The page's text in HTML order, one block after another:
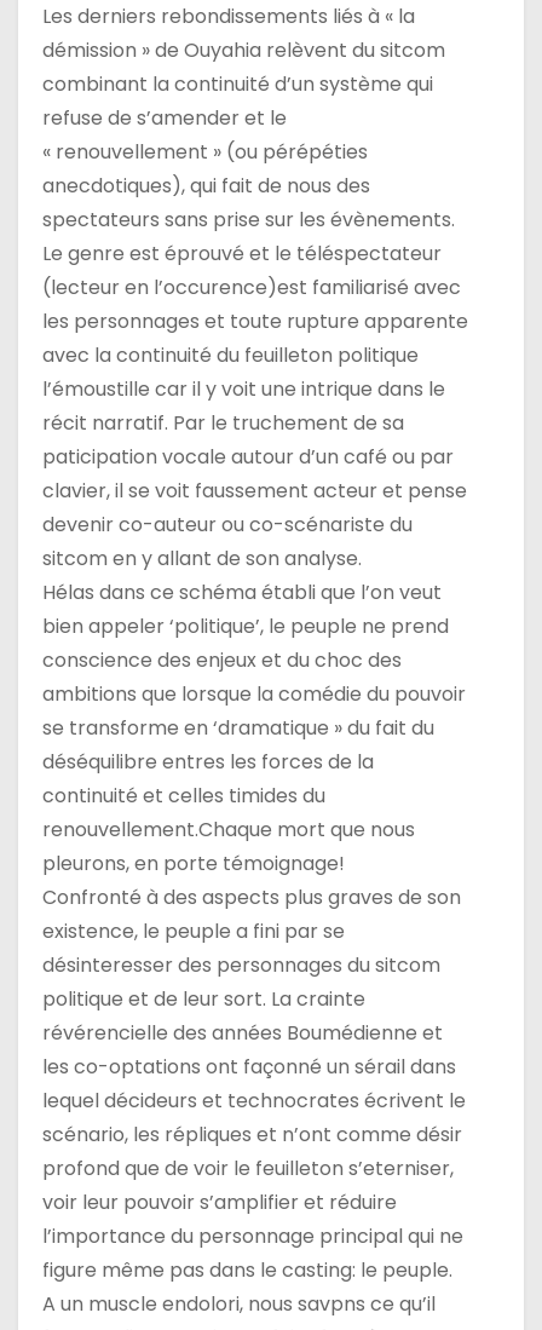
e
Les derniers rebondissements liés à « la
démission » de Ouyahia relèvent du sitcom
combinant la continuité d’un système qui
refuse de s’amender et le
« renouvellement » (ou pérépéties
anecdotiques), qui fait de nous des
spectateurs sans prise sur les évènements.
Le genre est éprouvé et le téléspectateur
(lecteur en l’occurence)est familiarisé avec
les personnages et toute rupture apparente
avec la continuité du feuilleton politique
l’émoustille car il y voit une intrique dans le
récit narratif. Par le truchement de sa
paticipation vocale autour d’un café ou par
clavier, il se voit faussement acteur et pense
devenir co-auteur ou co-scénariste du
sitcom en y allant de son analyse.
Hélas dans ce schéma établi que l’on veut
bien appeler ‘politique’, le peuple ne prend
conscience des enjeux et du choc des
ambitions que lorsque la comédie du pouvoir
se transforme en ‘dramatique » du fait du
déséquilibre entres les forces de la
continuité et celles timides du
renouvellement.Chaque mort que nous
pleurons, en porte témoignage!
Confronté à des aspects plus graves de son
existence, le peuple a fini par se
désinteresser des personnages du sitcom
politique et de leur sort. La crainte
révérencielle des années Boumédienne et
les co-optations ont façonné un sérail dans
lequel décideurs et technocrates écrivent le
scénario, les répliques et n’ont comme désir
profond que de voir le feuilleton s’eterniser,
voir leur pouvoir s’amplifier et réduire
l’importance du personnage principal qui ne
figure même pas dans le casting: le peuple.
A un muscle endolori, nous savpns ce qu’il